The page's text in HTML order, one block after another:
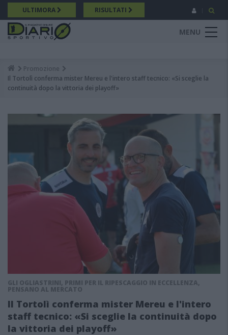
Salta
al
contenuto
principale
ULTIMORA RISULTATI
MENU
Breadcrumb
Promozione
Il Tortolì conferma mister Mereu e l'intero staff tecnico: «Si sceglie la
continuità dopo la vittoria dei playoff»
GLI OGLIASTRINI, PRIMI PER IL RIPESCAGGIO IN ECCELLENZA,
PENSANO AL MERCATO
Il Tortolì conferma mister Mereu e l'intero
staff tecnico: «Si sceglie la continuità dopo
la vittoria dei playoff»